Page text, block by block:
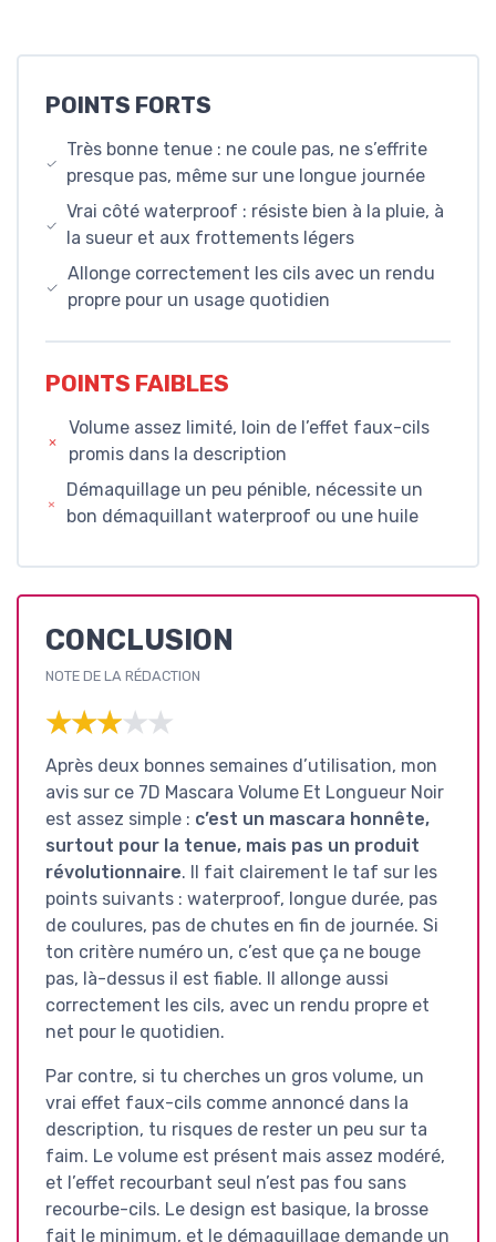
POINTS FORTS
Très bonne tenue : ne coule pas, ne s’effrite
presque pas, même sur une longue journée
Vrai côté waterproof : résiste bien à la pluie, à
la sueur et aux frottements légers
Allonge correctement les cils avec un rendu
propre pour un usage quotidien
POINTS FAIBLES
Volume assez limité, loin de l’effet faux-cils
promis dans la description
Démaquillage un peu pénible, nécessite un
bon démaquillant waterproof ou une huile
CONCLUSION
NOTE DE LA RÉDACTION
★★★★★
★★★★★
Après deux bonnes semaines d’utilisation, mon
avis sur ce 7D Mascara Volume Et Longueur Noir
est assez simple : c’est un mascara honnête,
surtout pour la tenue, mais pas un produit
révolutionnaire. Il fait clairement le taf sur les
points suivants : waterproof, longue durée, pas
de coulures, pas de chutes en fin de journée. Si
ton critère numéro un, c’est que ça ne bouge
pas, là-dessus il est fiable. Il allonge aussi
correctement les cils, avec un rendu propre et
net pour le quotidien.
Par contre, si tu cherches un gros volume, un
vrai effet faux-cils comme annoncé dans la
description, tu risques de rester un peu sur ta
faim. Le volume est présent mais assez modéré,
et l’effet recourbant seul n’est pas fou sans
recourbe-cils. Le design est basique, la brosse
fait le minimum, et le démaquillage demande un